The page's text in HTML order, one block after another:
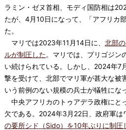
ラミン・ゼヌ首相、モディ国防相は
たが、4月10日になって、「アフリカ
た。
マリでは2023年11月14日に、 北部
ルが制圧した。マリでは、プリゴジン
い続けられている。しかし、2024年7
撃を受けて、北部でマリ軍が甚大な被
いう前例のない規模の兵士が犠牲にな
中央アフリカのトゥアデラ政権にと
欠である。2024年3月22日、政府軍は
の要所シド（Sido）を10年ぶりに制圧